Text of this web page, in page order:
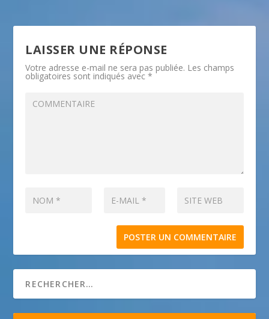
LAISSER UNE RÉPONSE
Votre adresse e-mail ne sera pas publiée. Les champs
obligatoires sont indiqués avec*